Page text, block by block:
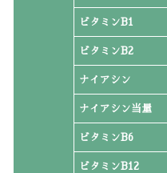
ビタミンB1
ビタミンB2
ナイアシン
ナイアシン当量
ビタミンB6
ビタミンB12